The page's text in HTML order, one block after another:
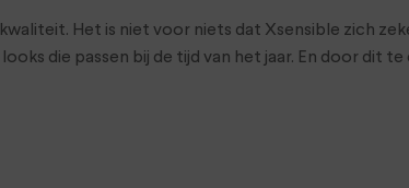
Het is niet voor niets dat Xsensible zich
die passen bij de tijd van het jaar. En door dit